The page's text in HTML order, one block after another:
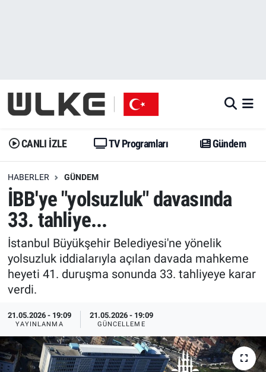
CANLI İZLE TV Programları Gündem
HABERLER GÜNDEM
İBB'ye "yolsuzluk" davasında
33. tahliye...
İstanbul Büyükşehir Belediyesi'ne yönelik
yolsuzluk iddialarıyla açılan davada mahkeme
heyeti 41. duruşma sonunda 33. tahliyeye karar
verdi.
21.05.2026 - 19:09
YAYINLANMA
21.05.2026 - 19:09
GÜNCELLEME
Gündem
Dünya
Erişim Bilgileri
Ekonomi
Trend
Özel Haberler
Yazarlar
Gündem
Trend
Erişim Bilgileri
Spor
Ekonomi
Dünya
Medya
Özel Haberler
İstanbul Namaz Vakitleri
Trafik Durumu
Erişim Bilgileri
Tüm Manşetler
Son Dakika Haberleri
Haber Arşivi